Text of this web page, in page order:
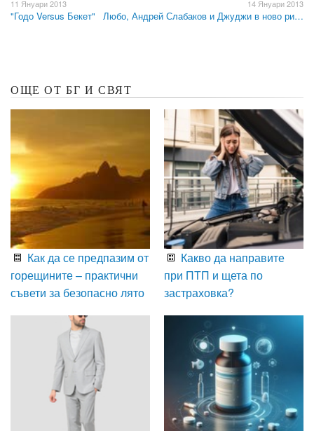
11 Януари 2013
"Годо Versus Бекет"
14 Януари 2013
Любо, Андрей Слабаков и Джуджи в ново ри…
ОЩЕ ОТ БГ И СВЯТ
Как да се предпазим от
горещините – практични
съвети за безопасно лято
Какво да направите
при ПТП и щета по
застраховка?